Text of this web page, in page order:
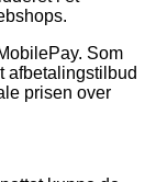
Som
afbetalingstilbud
prisen over